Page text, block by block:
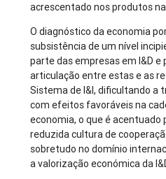
acrescentado nos produtos
O diagnóstico da economia
subsistência de um nível
parte das empresas em I&D e
articulação entre estas e as
Sistema de I&I, dificultando a
com efeitos favoráveis na
economia, o que é acentuado
reduzida cultura de
sobretudo no domínio
a valorização económica da